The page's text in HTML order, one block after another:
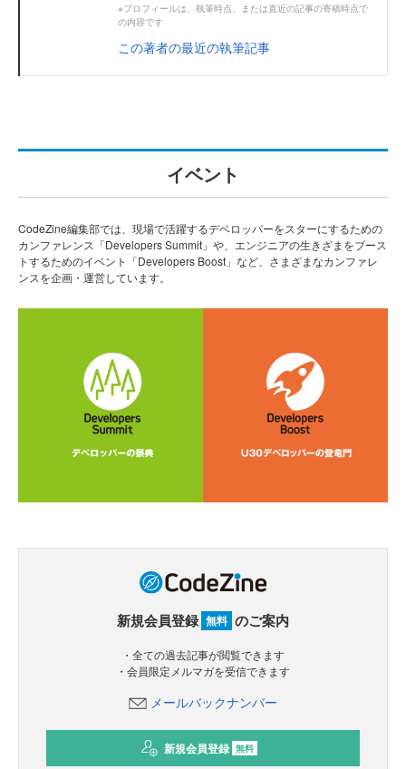
※プロフィールは、執筆時点、または直近の記事の寄稿時点で
の内容です
この著者の最近の執筆記事
イベント
CodeZine編集部では、現場で活躍するデベロッパーをスターにするための
カンファレンス「Developers Summit」や、エンジニアの生きざまをブース
トするためのイベント「Developers Boost」など、さまざまなカンファレ
ンスを企画・運営しています。
新規会員登録 無料 のご案内
・全ての過去記事が閲覧できます
・会員限定メルマガを受信できます
メールバックナンバー
新規会員登録 無料